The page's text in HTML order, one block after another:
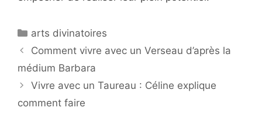
arts divinatoires
Comment vivre avec un Verseau d’après la
médium Barbara
Vivre avec un Taureau : Céline explique
comment faire